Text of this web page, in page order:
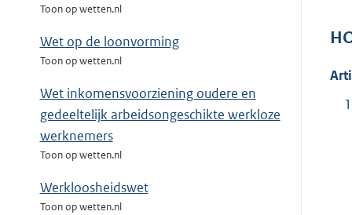
Toon op wetten.nl
Wet op de loonvorming
Toon op wetten.nl
Wet inkomensvoorziening oudere en
gedeeltelijk arbeidsongeschikte werkloze
werknemers
Toon op wetten.nl
Werkloosheidswet
Toon op wetten.nl